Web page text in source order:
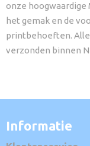
onze hoogwaardige
het gemak en de
printbehoeften.
verzonden binnen
Informatie